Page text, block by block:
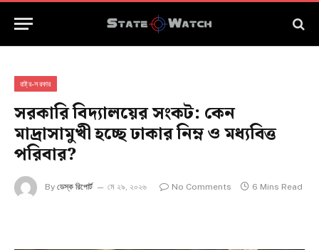
রাষ্ট্র-সরকার
সরকারি বিদ্যালয়ের সংকট: কেন
মাদ্রাসামুখী হচ্ছে ঢাকার নিম্ন ও মধ্যবিত্ত
পরিবার?
By ডেস্ক রিপোর্ট মে ২৯, ২০২৬ No Comments 6 Mins Read